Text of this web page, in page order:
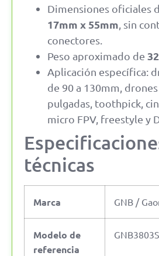
Dimensiones oficiales
17mm x 55mm , sin
conectores.
Peso aproximado de
Aplicación específica:
de 90 a 130mm, drones
pulgadas, toothpick,
micro FPV, freestyle y
técnicas
Marca GNB /
Modelo de
referencia